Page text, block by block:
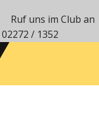
Ruf uns im Club an
02272 / 1352